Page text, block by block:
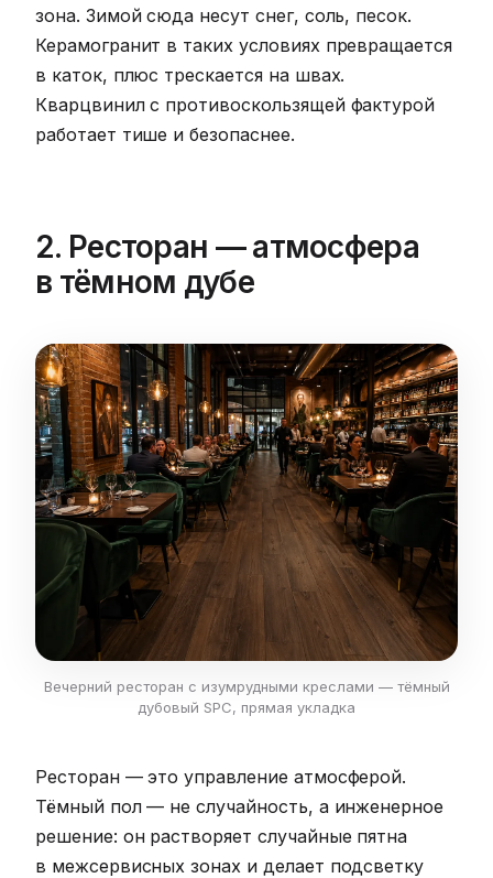
зона. Зимой сюда несут снег, соль, песок.
Керамогранит в таких условиях превращается
в каток, плюс трескается на швах.
Кварцвинил с противоскользящей фактурой
работает тише и безопаснее.
2. Ресторан — атмосфера
в тёмном дубе
Вечерний ресторан с изумрудными креслами — тёмный
дубовый SPC, прямая укладка
Ресторан — это управление атмосферой.
Тёмный пол — не случайность, а инженерное
решение: он растворяет случайные пятна
в межсервисных зонах и делает подсветку